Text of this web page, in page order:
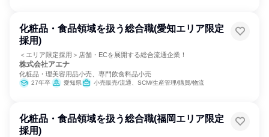
化粧品・食品領域を扱う総合職(愛知エリア限定
採用)
＜エリア限定採用＞店舗・ECを展開する総合流通企業！
株式会社アエナ
化粧品・理美容用品小売、専門飲食料品小売
27年卒 愛知県 小売販売/流通、SCM/生産管理/購買/物流
化粧品・食品領域を扱う総合職(福岡エリア限定
採用)